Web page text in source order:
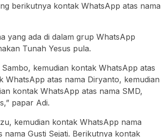
berikutnya kontak WhatsApp atas nama
yang ada di dalam grup WhatsApp
Tunah Yesus pula.
kemudian kontak WhatsApp atas
WhatsApp atas nama Diryanto, kemudian
kontak WhatsApp atas nama SMD,
papar Adi.
kemudian kontak WhatsApp nama
Gusti Sejati. Berikutnya kontak